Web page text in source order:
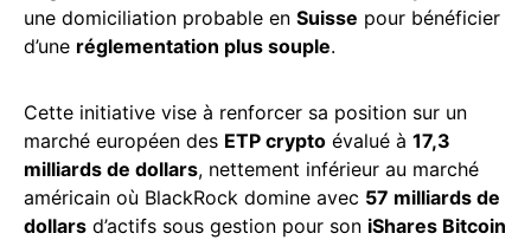
une domiciliation probable en Suisse pour bénéficier
d’une réglementation plus souple.
Cette initiative vise à renforcer sa position sur un
marché européen des ETP crypto évalué à 17,3
milliards de dollars, nettement inférieur au marché
américain où BlackRock domine avec 57 milliards de
dollars d’actifs sous gestion pour son iShares Bitcoin